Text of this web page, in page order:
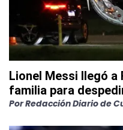
Lionel Messi llegó a
familia para
PorRedacción Diario de